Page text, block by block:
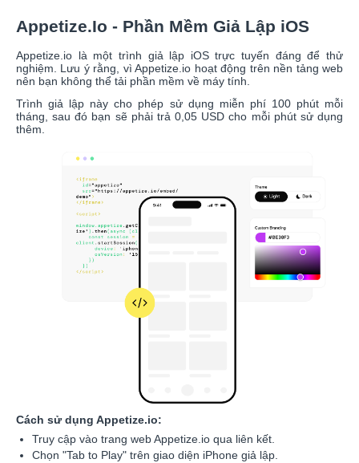
Appetize.Io - Phần Mềm Giả Lập iOS
Appetize.io là một trình giả lập iOS trực tuyến đáng để thử
nghiệm. Lưu ý rằng, vì Appetize.io hoạt động trên nền tảng web
nên bạn không thể tải phần mềm về máy tính.
Trình giả lập này cho phép sử dụng miễn phí 100 phút mỗi
tháng, sau đó bạn sẽ phải trả 0,05 USD cho mỗi phút sử dụng
thêm.
Cách sử dụng Appetize.io:
Truy cập vào trang web Appetize.io qua liên kết.
Chọn "Tab to Play" trên giao diện iPhone giả lập.